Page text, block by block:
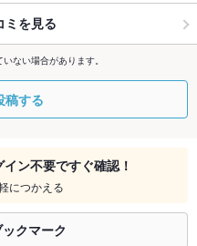
ミを見る
ない場合があります。
稿する
ン不要ですぐ確認！
につかえる
クマーク